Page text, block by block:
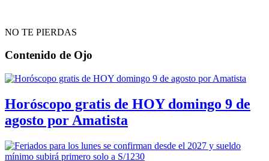
NO TE PIERDAS
Contenido de Ojo
Horóscopo gratis de HOY domingo 9 de
agosto por Amatista